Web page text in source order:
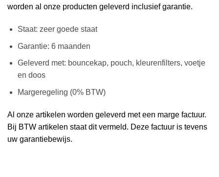
worden al onze producten geleverd inclusief garantie.
Staat: zeer goede staat
Garantie: 6 maanden
Geleverd met: bouncekap, pouch, kleurenfilters, voetje
en doos
Margeregeling (0% BTW)
Al onze artikelen worden geleverd met een marge factuur.
Bij BTW artikelen staat dit vermeld. Deze factuur is tevens
uw garantiebewijs.